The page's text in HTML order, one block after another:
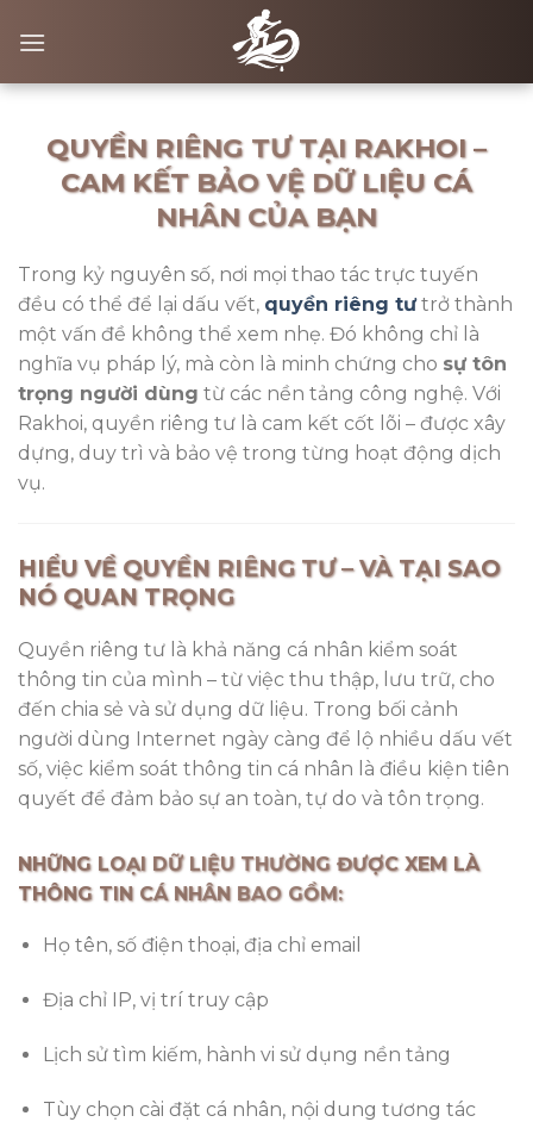
QUYỀN RIÊNG TƯ TẠI RAKHOI –
CAM KẾT BẢO VỆ DỮ LIỆU CÁ
NHÂN CỦA BẠN
Trong kỷ nguyên số, nơi mọi thao tác trực tuyến
đều có thể để lại dấu vết, quyền riêng tưtrở thành
một vấn đề không thể xem nhẹ. Đó không chỉ là
nghĩa vụ pháp lý, mà còn là minh chứng cho sự tôn
trọng người dùng từ các nền tảng công nghệ. Với
Rakhoi, quyền riêng tư là cam kết cốt lõi – được xây
dựng, duy trì và bảo vệ trong từng hoạt động dịch
vụ.
HIỂU VỀ QUYỀN RIÊNG TƯ – VÀ TẠI SAO
NÓ QUAN TRỌNG
Quyền riêng tư là khả năng cá nhân kiểm soát
thông tin của mình – từ việc thu thập, lưu trữ, cho
đến chia sẻ và sử dụng dữ liệu. Trong bối cảnh
người dùng Internet ngày càng để lộ nhiều dấu vết
số, việc kiểm soát thông tin cá nhân là điều kiện tiên
quyết để đảm bảo sự an toàn, tự do và tôn trọng.
NHỮNG LOẠI DỮ LIỆU THƯỜNG ĐƯỢC XEM LÀ
THÔNG TIN CÁ NHÂN BAO GỒM:
Họ tên, số điện thoại, địa chỉ email
Địa chỉ IP, vị trí truy cập
Lịch sử tìm kiếm, hành vi sử dụng nền tảng
Tùy chọn cài đặt cá nhân, nội dung tương tác